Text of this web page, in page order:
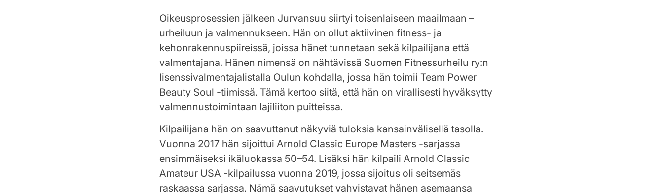
Oikeusprosessien jälkeen Jurvansuu siirtyi toisenlaiseen maailmaan –
urheiluun ja valmennukseen. Hän on ollut aktiivinen fitness- ja
kehonrakennuspiireissä, joissa hänet tunnetaan sekä kilpailijana että
valmentajana. Hänen nimensä on nähtävissä Suomen Fitnessurheilu ry:n
lisenssivalmentajalistalla Oulun kohdalla, jossa hän toimii Team Power
Beauty Soul -tiimissä. Tämä kertoo siitä, että hän on virallisesti hyväksytty
valmennustoimintaan lajiliiton puitteissa.
Kilpailijana hän on saavuttanut näkyviä tuloksia kansainvälisellä tasolla.
Vuonna 2017 hän sijoittui Arnold Classic Europe Masters -sarjassa
ensimmäiseksi ikäluokassa 50–54. Lisäksi hän kilpaili Arnold Classic
Amateur USA -kilpailussa vuonna 2019, jossa sijoitus oli seitsemäs
raskaassa sarjassa. Nämä saavutukset vahvistavat hänen asemaansa